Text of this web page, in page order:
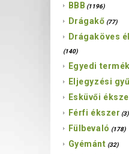
BBB (1196)
Drágakő (77)
Drágaköves
(140)
Egyedi termék
Eljegyzési
Esküvői
Férfi ékszer (3)
Fülbevaló (178)
Gyémánt (32)